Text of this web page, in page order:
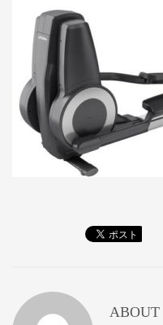
ABOUT